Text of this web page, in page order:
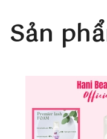
Sản